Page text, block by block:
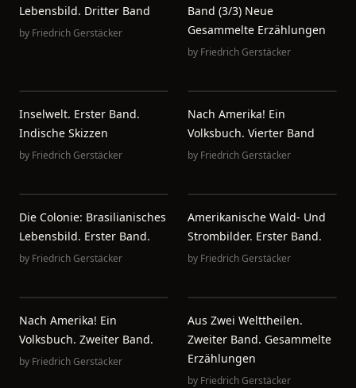
Lebensbild. Dritter Band
by Friedrich Gerstäcker
Band (3/3) Neue
Gesammelte Erzählungen
by Friedrich Gerstäcker
Inselwelt. Erster Band.
Indische Skizzen
by Friedrich Gerstäcker
Nach Amerika! Ein
Volksbuch. Vierter Band
by Friedrich Gerstäcker
Die Colonie: Brasilianisches
Lebensbild. Erster Band.
by Friedrich Gerstäcker
Amerikanische Wald- Und
Strombilder. Erster Band.
by Friedrich Gerstäcker
Nach Amerika! Ein
Volksbuch. Zweiter Band.
by Friedrich Gerstäcker
Aus Zwei Welttheilen.
Zweiter Band. Gesammelte
Erzählungen
by Friedrich Gerstäcker